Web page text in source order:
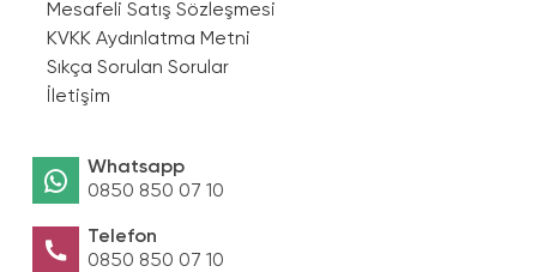
Mesafeli Satış Sözleşmesi
KVKK Aydınlatma Metni
Sıkça Sorulan Sorular
İletişim
Whatsapp
0850 850 07 10
Telefon
0850 850 07 10